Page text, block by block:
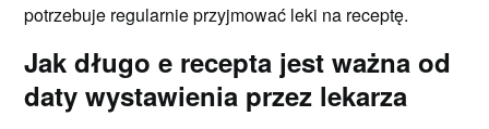
potrzebuje regularnie przyjmować leki na receptę.
Jak długo e recepta jest ważna od
daty wystawienia przez lekarza